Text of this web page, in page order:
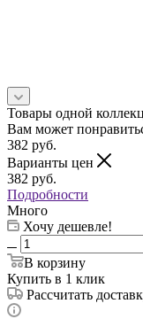
Товары одной
Вам может
382 руб.
Варианты цен
382 руб.
Подробности
Много
Хочу дешевле!
В корзину
Купить в 1 клик
Рассчитать